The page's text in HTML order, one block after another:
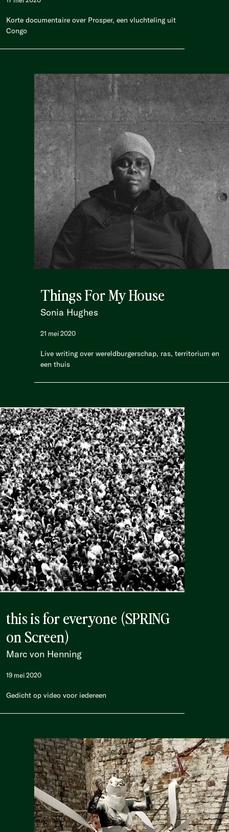
Korte documentaire over Prosper, een vluchteling uit
Congo
Things For My House
Sonia Hughes
21 mei 2020
Live writing over wereldburgerschap, ras, territorium en
een thuis
this is for everyone (SPRING
on Screen)
Marc von Henning
19 mei 2020
Gedicht op video voor iedereen